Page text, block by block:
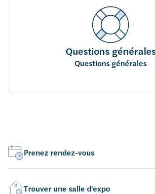
Questions
Questions générales
Prenez rendez-vous
Trouver une salle d'expo